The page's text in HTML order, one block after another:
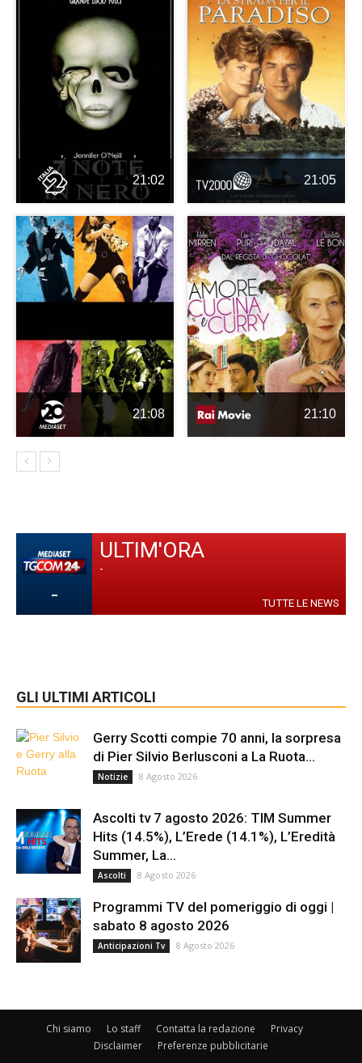
21:02 21:05
21:08 21:10
-
ULTIM'ORA
-
TUTTE LE NEWS
GLI ULTIMI ARTICOLI
Gerry Scotti compie 70 anni, la sorpresa
di Pier Silvio Berlusconi a La Ruota...
Notizie 8 Agosto 2026
Ascolti tv 7 agosto 2026: TIM Summer
Hits (14.5%), L’Erede (14.1%), L’Eredità
Summer, La...
Ascolti 8 Agosto 2026
Programmi TV del pomeriggio di oggi |
sabato 8 agosto 2026
Anticipazioni Tv 8 Agosto 2026
Chi siamo Lo staff Contatta la redazione
Privacy
Disclaimer
Preferenze pubblicitarie